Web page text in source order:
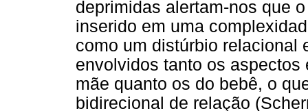
deprimidas alertam-nos que
inserido em uma
como um distúrbio relacional
envolvidos tanto os
mãe quanto os do bebê, o
bidirecional de relação